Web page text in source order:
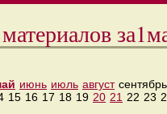
июнь июль август сентябрь
15 16 17 18 19 20 21 22 23